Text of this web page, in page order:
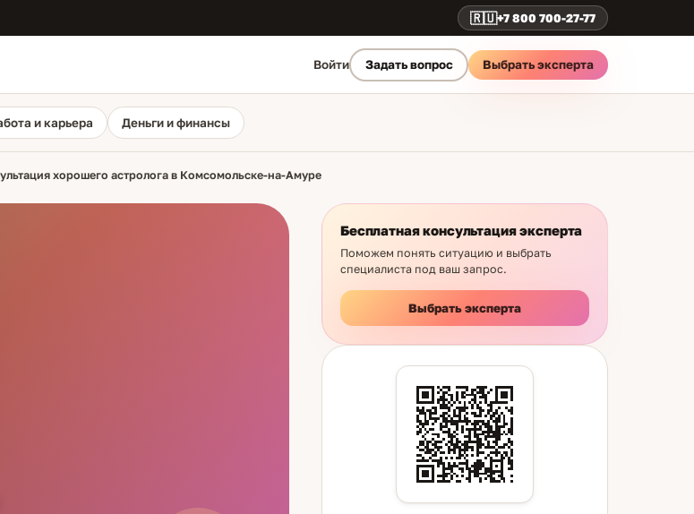
🇷🇺+7 800 700-27-77
Войти Задать вопрос Выбрать эксперта
и карьера Деньги и финансы
хорошего астролога в Комсомольске-на-Амуре
Бесплатная консультация эксперта
Поможем понять ситуацию и выбрать
специалиста под ваш запрос.
Выбрать эксперта